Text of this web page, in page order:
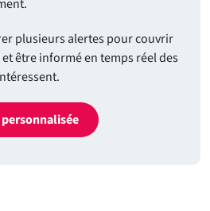
plusieurs alertes pour couvrir
être informé en temps réel des